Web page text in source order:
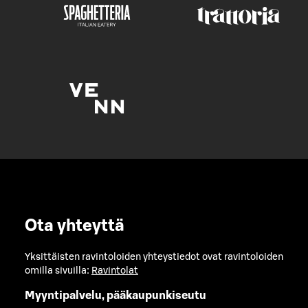
Ota yhteyttä
Yksittäisten ravintoloiden yhteystiedot ovat ravintoloiden
omilla sivuilla: Ravintolat
Myyntipalvelu, pääkaupunkiseutu